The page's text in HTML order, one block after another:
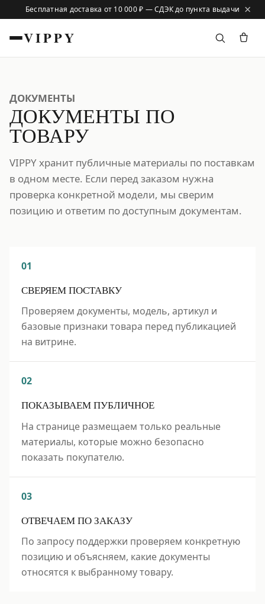
×
VIPPY
ДОКУМЕНТЫ
ДОКУМЕНТЫ ПО
ТОВАРУ
VIPPY хранит публичные материалы по поставкам
в одном месте. Если перед заказом нужна
проверка конкретной модели, мы сверим
позицию и ответим по доступным документам.
01
СВЕРЯЕМ ПОСТАВКУ
Проверяем документы, модель, артикул и
базовые признаки товара перед публикацией
на витрине.
02
ПОКАЗЫВАЕМ ПУБЛИЧНОЕ
На странице размещаем только реальные
материалы, которые можно безопасно
показать покупателю.
03
ОТВЕЧАЕМ ПО ЗАКАЗУ
По запросу поддержки проверяем конкретную
позицию и объясняем, какие документы
относятся к выбранному товару.